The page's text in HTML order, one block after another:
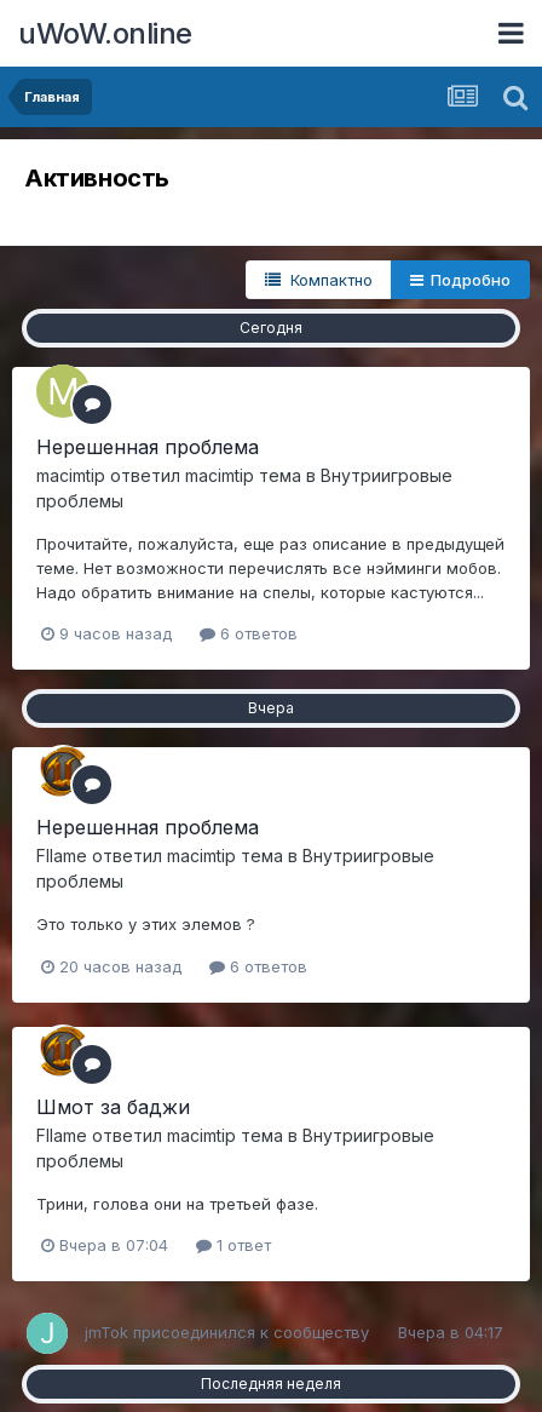
uWoW.online
Главная
Активность
Компактно Подробно
Сегодня
Нерешенная проблема
macimtip ответил macimtip тема в Внутриигровые
проблемы
Прочитайте, пожалуйста, еще раз описание в предыдущей
теме. Нет возможности перечислять все нэйминги мобов.
Надо обратить внимание на спелы, которые кастуются...
9 часов назад 6 ответов
Вчера
Нерешенная проблема
Fllame ответил macimtip тема в Внутриигровые
проблемы
Это только у этих элемов ?
20 часов назад 6 ответов
Шмот за баджи
Fllame ответил macimtip тема в Внутриигровые
проблемы
Трини, голова они на третьей фазе.
Вчера в 07:04 1 ответ
jmTok присоединился к сообществу Вчера в 04:17
Последняя неделя